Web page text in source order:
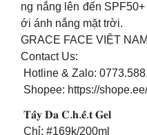
ng nắng lên đến
ới ánh nắng mặt trời.
GRACE FACE VIỆT NAM
Contact Us:
Hotline & Zalo:
Shopee: https://
𝐓𝐚̂̉𝐲 𝐃𝐚 𝐂.𝐡.𝐞̂́.𝐭 𝐆𝐞𝐥
Chỉ: #169k/200ml